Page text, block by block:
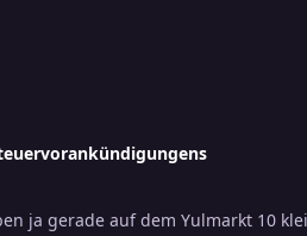
ja gerade auf dem Yulmarkt 10